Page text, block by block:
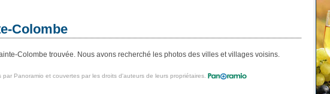
Colombe
Colombe trouvée. Nous avons recherché les photos des villes et villages voisins.
par Panoramio et couvertes par les droits d'auteurs de leurs propriétaires.